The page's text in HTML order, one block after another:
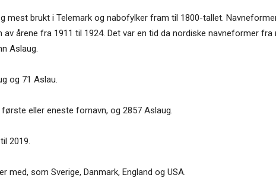
mest brukt i Telemark og nabofylker fram til 1800-tallet.
årene fra 1911 til 1924. Det var en tid da nordiske navneformer fra
Aslaug.
og 71 Aslau.
eller eneste fornavn, og 2857 Aslaug.
2019.
som Sverige, Danmark, England og USA.